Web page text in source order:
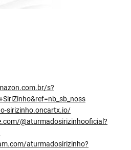
s?
sirizinho.oncartx.io/
@aturmadosirizinhooficial?
aturmadosirizinho?